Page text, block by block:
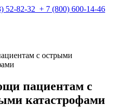
52-82-32 + 7 (800) 600-14-46
с острыми
пациентам с
катастрофами